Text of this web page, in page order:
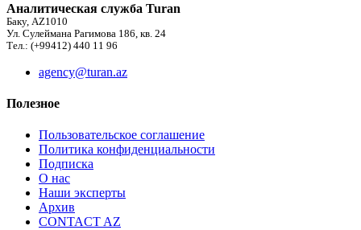
Аналитическая служба Turan
Баку, AZ1010
Ул. Сулеймана Рагимова 186, кв. 24
Тел.: (+99412) 440 11 96
agency@turan.az
Полезное
Пользовательское соглашение
Политика конфиденциальности
Подписка
О нас
Наши эксперты
Архив
CONTACT AZ